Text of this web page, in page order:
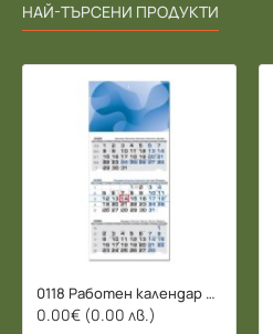
НАЙ-ТЪРСЕНИ ПРОДУКТИ
0118 Работен календар БИЗНЕС 2026 - 3 СЕКЦИИ
0.00€ (0.00 лв.)